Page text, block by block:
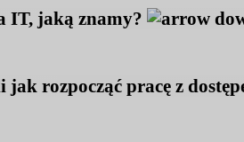
IT, jaką znamy?
jak rozpocząć pracę z